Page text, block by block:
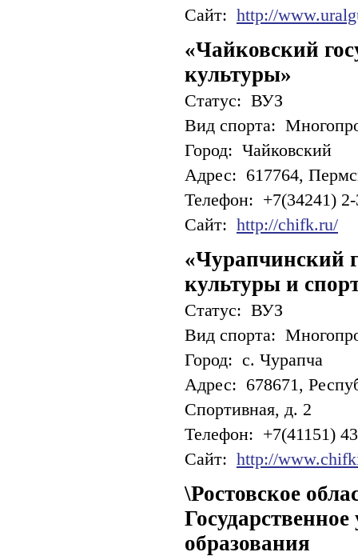
Сайт: http://
«Чайковский
культуры»
Статус: ВУЗ
Вид спорта:
Город: Чайковский
Адрес: 617764,
Телефон: +7(34241)
Сайт: http://chifk.ru/
«Чурапчинский
культуры и
Статус: ВУЗ
Вид спорта:
Город: с. Чурапча
Адрес: 678671,
Спортивная, д. 2
Телефон: +7(41151)
Сайт: http://
\Ростовское
образования